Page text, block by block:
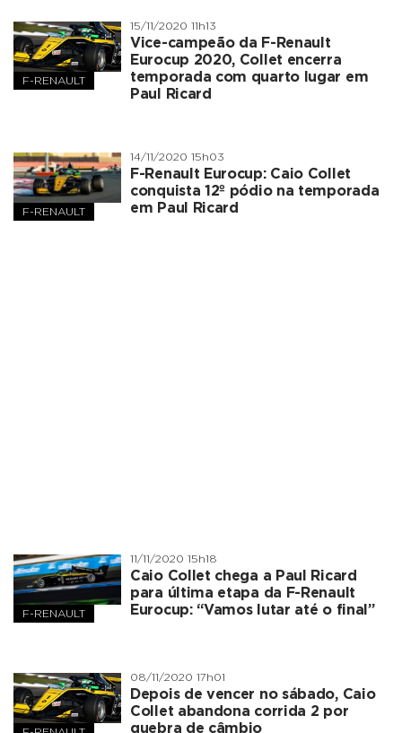
F-RENAULT
15/11/2020 11h13
Vice-campeão da F-Renault
Eurocup 2020, Collet encerra
temporada com quarto lugar em
Paul Ricard
F-RENAULT
14/11/2020 15h03
F-Renault Eurocup: Caio Collet
conquista 12º pódio na temporada
em Paul Ricard
F-RENAULT
11/11/2020 15h18
Caio Collet chega a Paul Ricard
para última etapa da F-Renault
Eurocup: “Vamos lutar até o final”
08/11/2020 17h01
Depois de vencer no sábado, Caio
Collet abandona corrida 2 por
quebra de câmbio